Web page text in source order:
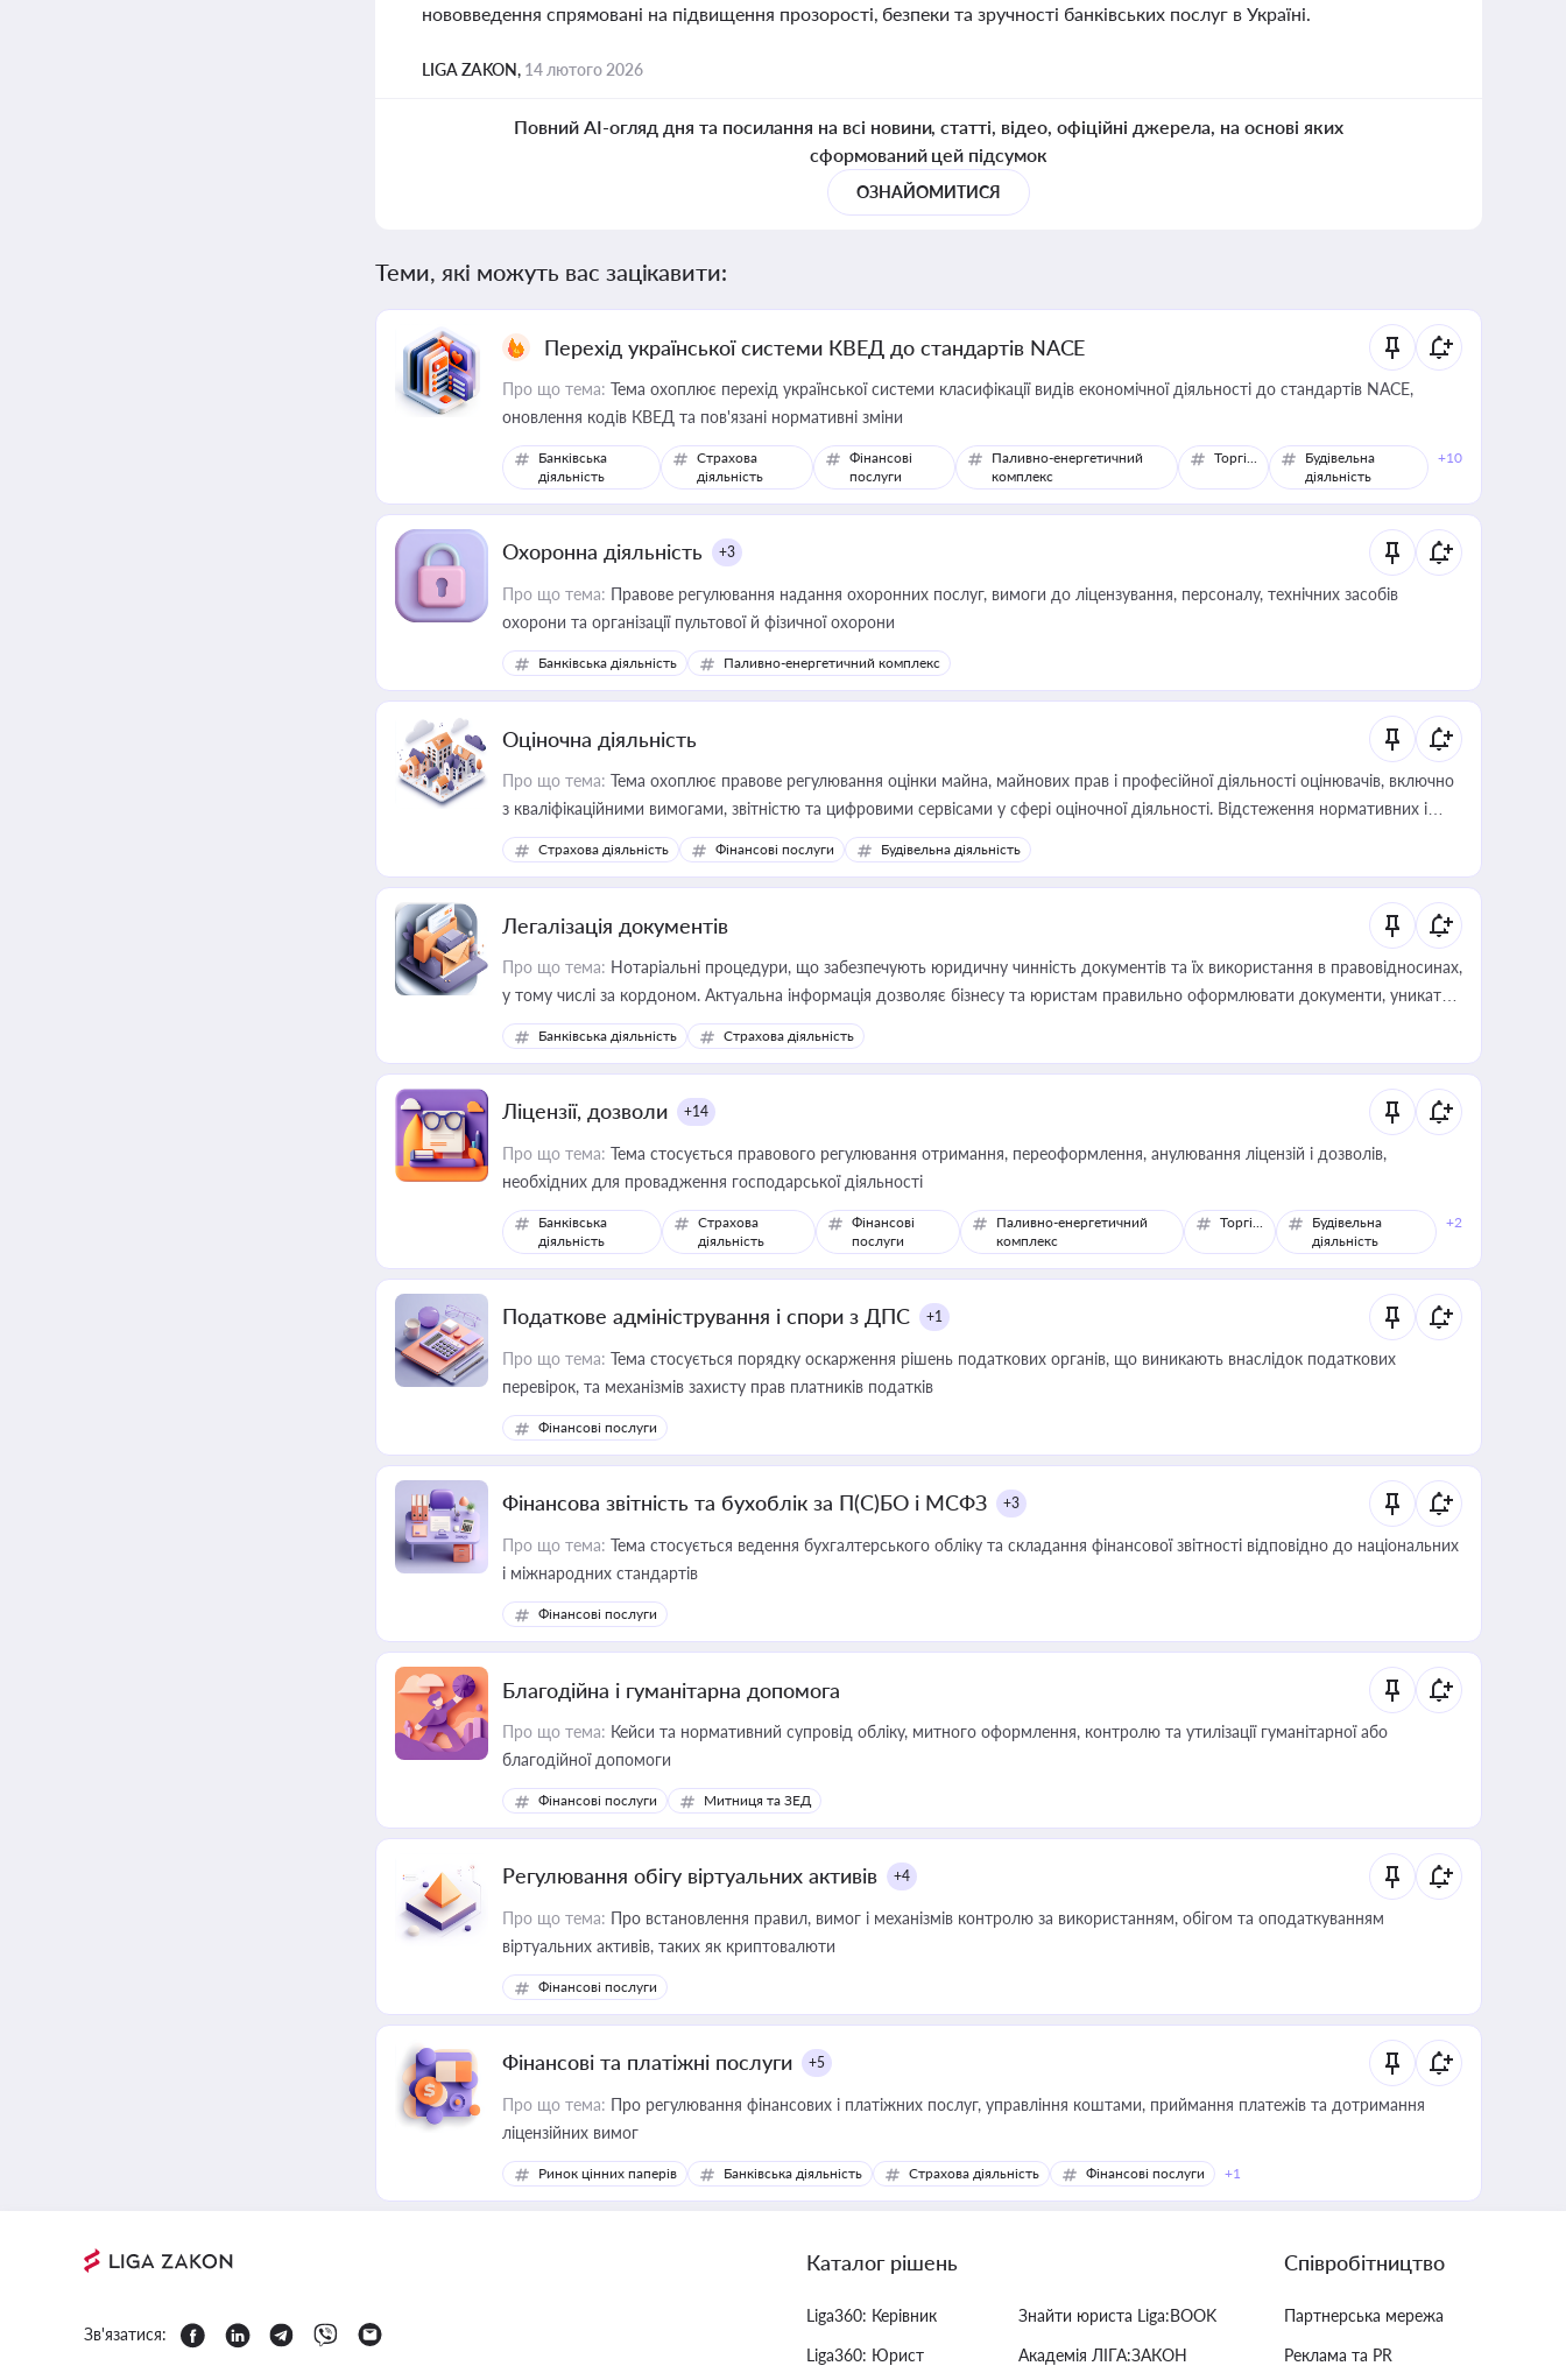
нововведення спрямовані на підвищення прозорості, безпеки та зручності банківських послуг в Україні.
LIGA ZAKON, 14 лютого 2026
Повний AI-огляд дня та посилання на всі новини, статті, відео, офіційні джерела, на основі яких
сформований цей підсумок
ОЗНАЙОМИТИСЯ
Теми, які можуть вас зацікавити:
Перехід української системи КВЕД до стандартів NACE
Про що тема: Тема охоплює перехід української системи класифікації видів економічної діяльності до стандартів NACE,
оновлення кодів КВЕД та пов'язані нормативні зміни
Банківська
діяльність
Страхова
діяльність
Фінансові
послуги
Паливно-енергетичний
комплекс
Торгівля
Будівельна
діяльність
+10
Охоронна діяльність +3
Про що тема: Правове регулювання надання охоронних послуг, вимоги до ліцензування, персоналу, технічних засобів
охорони та організації пультової й фізичної охорони
Банківська діяльність Паливно-енергетичний комплекс
Оціночна діяльність
Про що тема: Тема охоплює правове регулювання оцінки майна, майнових прав і професійної діяльності оцінювачів, включно
з кваліфікаційними вимогами, звітністю та цифровими сервісами у сфері оціночної діяльності. Відстеження нормативних і
медійних змін у цій сфері корисне для власника бізнесу, керівника, юриста або бухгалтера під час оподаткування,
приватизації, оренди державного майна, корпоративних угод і перевірки статусу суб'єктів оціночної діяльності
Страхова діяльність Фінансові послуги Будівельна діяльність
Легалізація документів
Про що тема: Нотаріальні процедури, що забезпечують юридичну чинність документів та їх використання в правовідносинах,
у тому числі за кордоном. Актуальна інформація дозволяє бізнесу та юристам правильно оформлювати документи, уникати
ризиків недійсності та забезпечувати їх належне прийняття органами влади та контрагентами
Банківська діяльність Страхова діяльність
Ліцензії, дозволи +14
Про що тема: Тема стосується правового регулювання отримання, переоформлення, анулювання ліцензій і дозволів,
необхідних для провадження господарської діяльності
Банківська
діяльність
Страхова
діяльність
Фінансові
послуги
Паливно-енергетичний
комплекс
Торгівля
Будівельна
діяльність
+2
Податкове адміністрування і спори з ДПС +1
Про що тема: Тема стосується порядку оскарження рішень податкових органів, що виникають внаслідок податкових
перевірок, та механізмів захисту прав платників податків
Фінансові послуги
Фінансова звітність та бухоблік за П(С)БО і МСФЗ +3
Про що тема: Тема стосується ведення бухгалтерського обліку та складання фінансової звітності відповідно до національних
і міжнародних стандартів
Фінансові послуги
Благодійна і гуманітарна допомога
Про що тема: Кейси та нормативний супровід обліку, митного оформлення, контролю та утилізації гуманітарної або
благодійної допомоги
Фінансові послуги Митниця та ЗЕД
Регулювання обігу віртуальних активів +4
Про що тема: Про встановлення правил, вимог і механізмів контролю за використанням, обігом та оподаткуванням
віртуальних активів, таких як криптовалюти
Фінансові послуги
Фінансові та платіжні послуги +5
Про що тема: Про регулювання фінансових і платіжних послуг, управління коштами, приймання платежів та дотримання
ліцензійних вимог
Ринок цінних паперів Банківська діяльність Страхова діяльність Фінансові послуги +1
Зв'язатися:
Каталог рішень
Liga360: Керівник
Liga360: Юрист
Знайти юриста Liga:BOOK
Академія ЛІГА:ЗАКОН
Співробітництво
Партнерська мережа
Реклама та PR